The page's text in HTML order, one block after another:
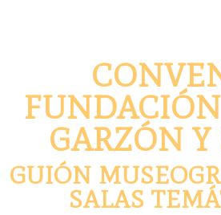
GARZÓN Y
GUIÓN
SALAS